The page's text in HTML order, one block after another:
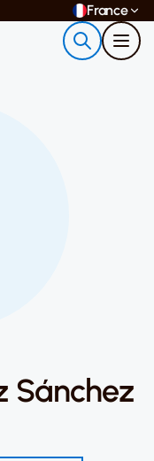
France
Sánchez